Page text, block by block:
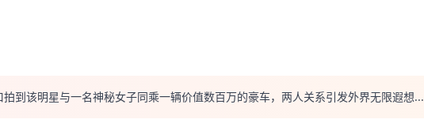
到该明星与一名神秘女子同乘一辆价值数百万的豪车，两人关系引发外界无限遐想...